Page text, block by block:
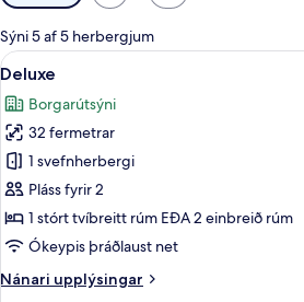
í
boði
fyrir
herbergi
Sýni 5 af 5 herbergjum
Skoða
allar
myndir
fyrir
Deluxe
Deluxe
6
Deluxe
Borgarútsýni
32 fermetrar
1 svefnherbergi
Pláss fyrir 2
1 stórt tvíbreitt rúm EÐA 2 einbreið rúm
Ókeypis þráðlaust net
Nánari upplýsingar
Nánari